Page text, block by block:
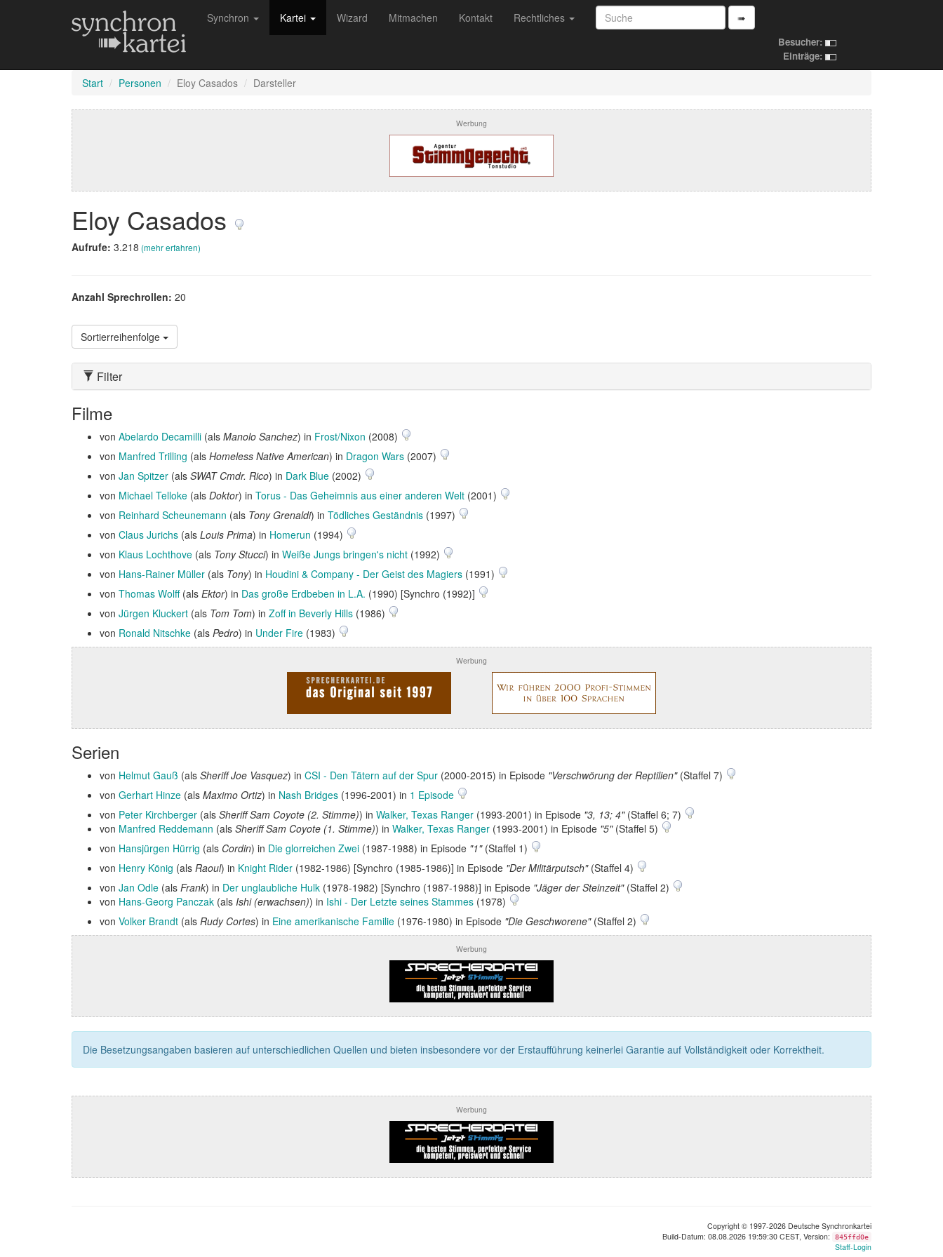
Synchron Kartei Wizard Mitmachen Kontakt Rechtliches ➠
Besucher:
Einträge:
Start Personen Eloy Casados Darsteller
Werbung
Eloy Casados
Aufrufe: 3.218 (mehr erfahren)
Anzahl Sprechrollen: 20
Sortierreihenfolge
Filter
Filme
von Abelardo Decamilli (als Manolo Sanchez) in Frost/Nixon (2008)
von Manfred Trilling (als Homeless Native American) in Dragon Wars (2007)
von Jan Spitzer (als SWAT Cmdr. Rico) in Dark Blue (2002)
von Michael Telloke (als Doktor) in Torus - Das Geheimnis aus einer anderen Welt (2001)
von Reinhard Scheunemann (als Tony Grenaldi) in Tödliches Geständnis (1997)
von Claus Jurichs (als Louis Prima) in Homerun (1994)
von Klaus Lochthove (als Tony Stucci) in Weiße Jungs bringen's nicht (1992)
von Hans-Rainer Müller (als Tony) in Houdini & Company - Der Geist des Magiers (1991)
von Thomas Wolff(als Ektor) in Das große Erdbeben in L.A. (1990) [Synchro (1992)]
von Jürgen Kluckert (als Tom Tom) in Zoff in Beverly Hills (1986)
von Ronald Nitschke (als Pedro) in Under Fire (1983)
Werbung
Serien
von Helmut Gauß (als Sheriff Joe Vasquez) in CSI - Den Tätern auf der Spur (2000-2015) in Episode "Verschwörung der Reptilien"(Staffel 7)
von Gerhart Hinze (als Maximo Ortiz) in Nash Bridges (1996-2001) in 1 Episode
von Peter Kirchberger (als Sheriff Sam Coyote (2. Stimme)) in Walker, Texas Ranger (1993-2001) in Episode "3, 13; 4"(Staffel 6; 7)
von Manfred Reddemann (als Sheriff Sam Coyote (1. Stimme)) in Walker, Texas Ranger (1993-2001) in Episode "5"(Staffel 5)
von Hansjürgen Hürrig (als Cordin) in Die glorreichen Zwei (1987-1988) in Episode "1"(Staffel 1)
von Henry König (als Raoul) in Knight Rider (1982-1986) [Synchro (1985-1986)] in Episode "Der Militärputsch"(Staffel 4)
von Jan Odle (als Frank) in Der unglaubliche Hulk (1978-1982) [Synchro (1987-1988)] in Episode "Jäger der Steinzeit"(Staffel 2)
von Hans-Georg Panczak (als Ishi (erwachsen)) in Ishi - Der Letzte seines Stammes (1978)
von Volker Brandt (als Rudy Cortes) in Eine amerikanische Familie (1976-1980) in Episode "Die Geschworene"(Staffel 2)
Werbung
Die Besetzungsangaben basieren auf unterschiedlichen Quellen und bieten insbesondere vor der Erstaufführung keinerlei Garantie auf Vollständigkeit oder Korrektheit.
Werbung
Copyright © 1997-2026 Deutsche Synchronkartei
Build-Datum: 08.08.2026 19:59:30 CEST, Version:
845ffd0e
Staff-Login